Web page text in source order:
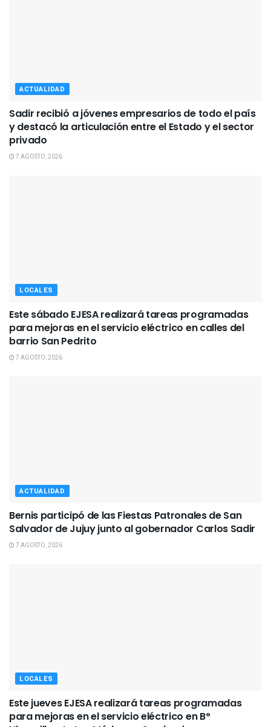
ACTUALIDAD
Sadir recibió a jóvenes empresarios de todo el país
y destacó la articulación entre el Estado y el sector
privado
7 AGOSTO, 2026
LOCALES
Este sábado EJESA realizará tareas programadas
para mejoras en el servicio eléctrico en calles del
barrio San Pedrito
7 AGOSTO, 2026
ACTUALIDAD
Bernis participó de las Fiestas Patronales de San
Salvador de Jujuy junto al gobernador Carlos Sadir
7 AGOSTO, 2026
LOCALES
Este jueves EJESA realizará tareas programadas
para mejoras en el servicio eléctrico en B°